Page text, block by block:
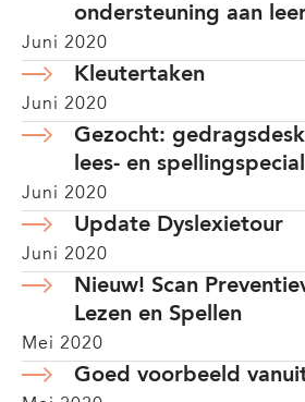
ondersteuning aan
Juni 2020
Kleutertaken
Juni 2020
Gezocht:
lees- en
Juni 2020
Update Dyslexietour
Juni 2020
Nieuw! Scan
Lezen en Spellen
Mei 2020
Goed voorbeeld